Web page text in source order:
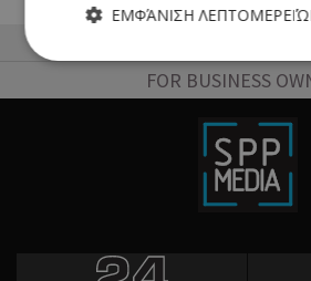
FOR BUSINESS
ΕΜΦΆΝΙΣΗ
Τα απολύτως απαραίτητα cookies
λειτουργίες του ιστότοπου, όπως τη